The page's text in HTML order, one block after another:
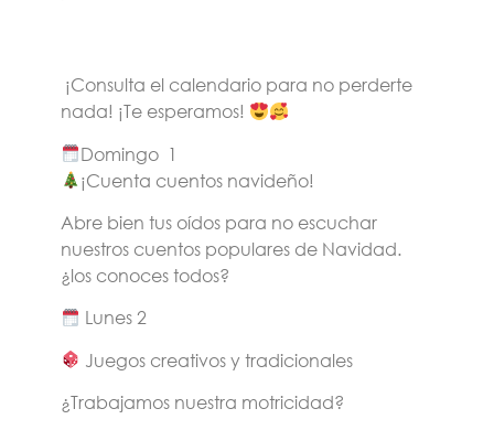
¡Consulta el calendario para no perderte
nada! ¡Te esperamos!
Domingo 1
¡Cuenta cuentos navideño!
Abre bien tus oídos para no escuchar
nuestros cuentos populares de Navidad.
¿los conoces todos?
Lunes 2
Juegos creativos y tradicionales
¿Trabajamos nuestra motricidad?